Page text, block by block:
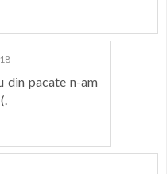
din pacate n-am